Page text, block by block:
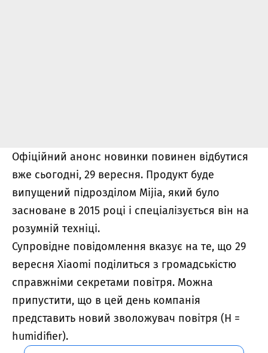
Офіційний анонс новинки повинен відбутися
вже сьогодні, 29 вересня. Продукт буде
випущений підрозділом Mijia, який було
засноване в 2015 році і спеціалізується він на
розумній техніці.
Супровідне повідомлення вказує на те, що 29
вересня Xiaomi поділиться з громадськістю
справжніми секретами повітря. Можна
припустити, що в цей день компанія
представить новий зволожувач повітря (H =
humidifier).